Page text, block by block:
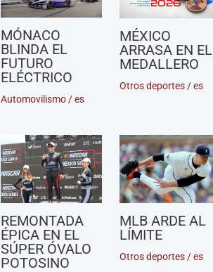
MÓNACO
BLINDA EL
FUTURO
ELÉCTRICO
Automovilismo/es
MÉXICO
ARRASA EN EL
MEDALLERO
Otros deportes /es
REMONTADA
ÉPICA EN EL
SÚPER ÓVALO
POTOSINO
MLB ARDE AL
LÍMITE
Otros deportes /es